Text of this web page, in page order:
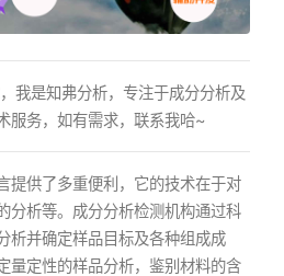
我是知弗分析，专注于成分分析及
服务，如有需求，联系我哈~
提供了多重便利，它的技术在于对
分析等。成分分析检测机构通过科
析并确定样品目标及各种组成成
量定性的样品分析，鉴别材料的含